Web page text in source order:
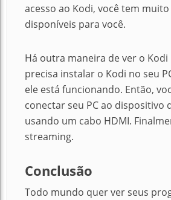
acesso ao Kodi, você tem
disponíveis para você.
Há outra maneira de ver o Kodi
precisa instalar o Kodi no seu
ele está funcionando. Então,
conectar seu PC ao dispositivo
usando um cabo HDMI.
streaming.
Conclusão
Todo mundo quer ver seus